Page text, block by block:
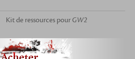
Kit de ressources pourGW2